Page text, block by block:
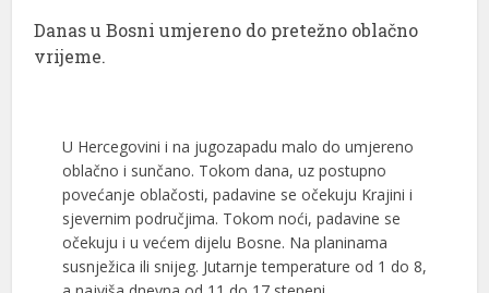
Danas u Bosni umjereno do pretežno oblačno
vrijeme.
U Hercegovini i na jugozapadu malo do umjereno
oblačno i sunčano. Tokom dana, uz postupno
povećanje oblačosti, padavine se očekuju Krajini i
sjevernim područjima. Tokom noći, padavine se
očekuju i u većem dijelu Bosne. Na planinama
susnježica ili snijeg. Jutarnje temperature od 1 do 8,